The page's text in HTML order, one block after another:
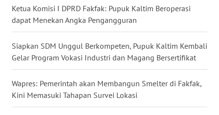
Ketua Komisi I DPRD Fakfak: Pupuk Kaltim Beroperasi
dapat Menekan Angka Pengangguran
Siapkan SDM Unggul Berkompeten, Pupuk Kaltim Kembali
Gelar Program Vokasi Industri dan Magang Bersertifikat
Wapres: Pemerintah akan Membangun Smelter di Fakfak,
Kini Memasuki Tahapan Survei Lokasi
WN
SUMBAR
SUMSEL